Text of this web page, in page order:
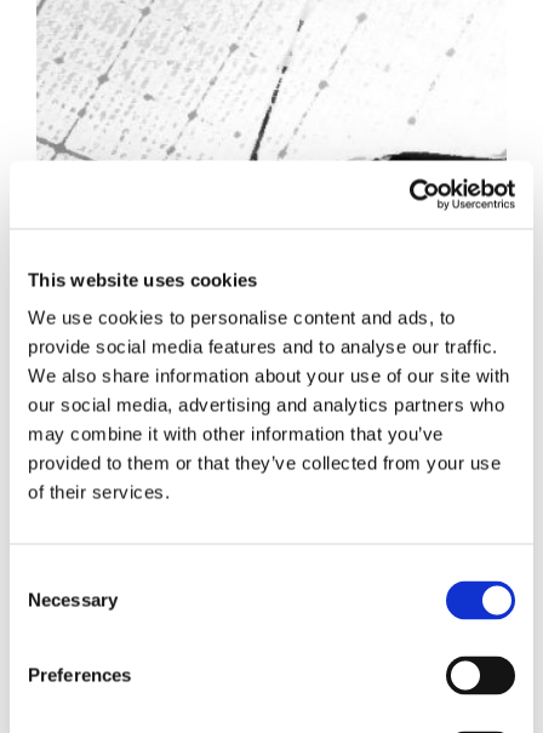
This website uses cookies
We use cookies to personalise content and ads, to
provide social media features and to analyse our traffic.
We also share information about your use of our site with
our social media, advertising and analytics partners who
may combine it with other information that you’ve
provided to them or that they’ve collected from your use
of their services.
Selection
Necessary
Preferences
invito a concludere
convenzione di
negoziazione
assistita
La formula da utilizzare che rappresenta il primo
vero passo verso la conciliazione della